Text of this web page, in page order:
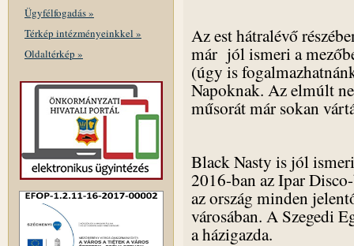
Ügyfélfogadás »
Térkép intézményeinkkel »
Oldaltérkép »
Az est hátralévő
már jól ismeri a
(úgy is
Napoknak. Az elmúlt
műsorát már sokan
Black Nasty is jól
2016-ban az Ipar
az ország minden
városában. A Szegedi
a házigazda.